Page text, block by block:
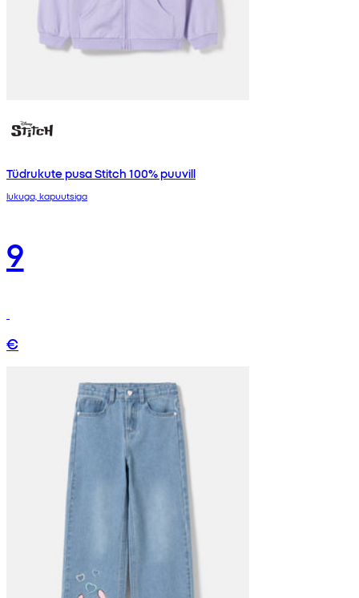
Tüdrukute pusa Stitch 100% puuvill
lukuga, kapuutsiga
9
€